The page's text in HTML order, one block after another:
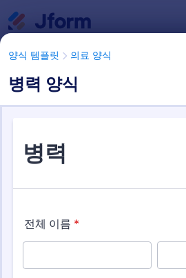
양식 템플릿 의료 양식
병력 양식
양식 템플릿
양식 템플릿 항목들